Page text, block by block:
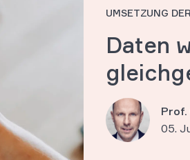
UMSETZUNG
Daten
Prof.
05.